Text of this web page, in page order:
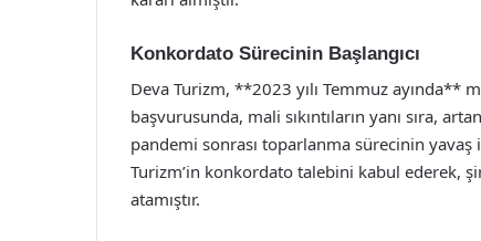
Konkordato Sürecinin Başlangıcı
Deva Turizm, **2023 yılı Temmuz ayında**
başvurusunda, mali sıkıntıların yanı sıra,
pandemi sonrası toparlanma sürecinin
Turizm’in konkordato talebini kabul ederek,
atamıştır.